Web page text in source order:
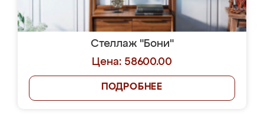
Стеллаж "Бони"
Цена: 58600.00
ПОДРОБНЕЕ